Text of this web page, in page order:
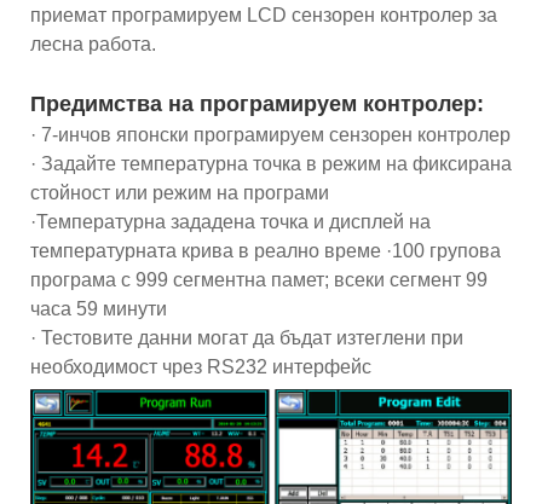
приемат програмируем LCD сензорен контролер за
лесна работа.
Предимства на програмируем контролер:
· 7-инчов японски програмируем сензорен контролер
· Задайте температурна точка в режим на фиксирана
стойност или режим на програми
·Температурна зададена точка и дисплей на
температурната крива в реално време ·100 групова
програма с 999 сегментна памет; всеки сегмент 99
часа 59 минути
· Тестовите данни могат да бъдат изтеглени при
необходимост чрез RS232 интерфейс